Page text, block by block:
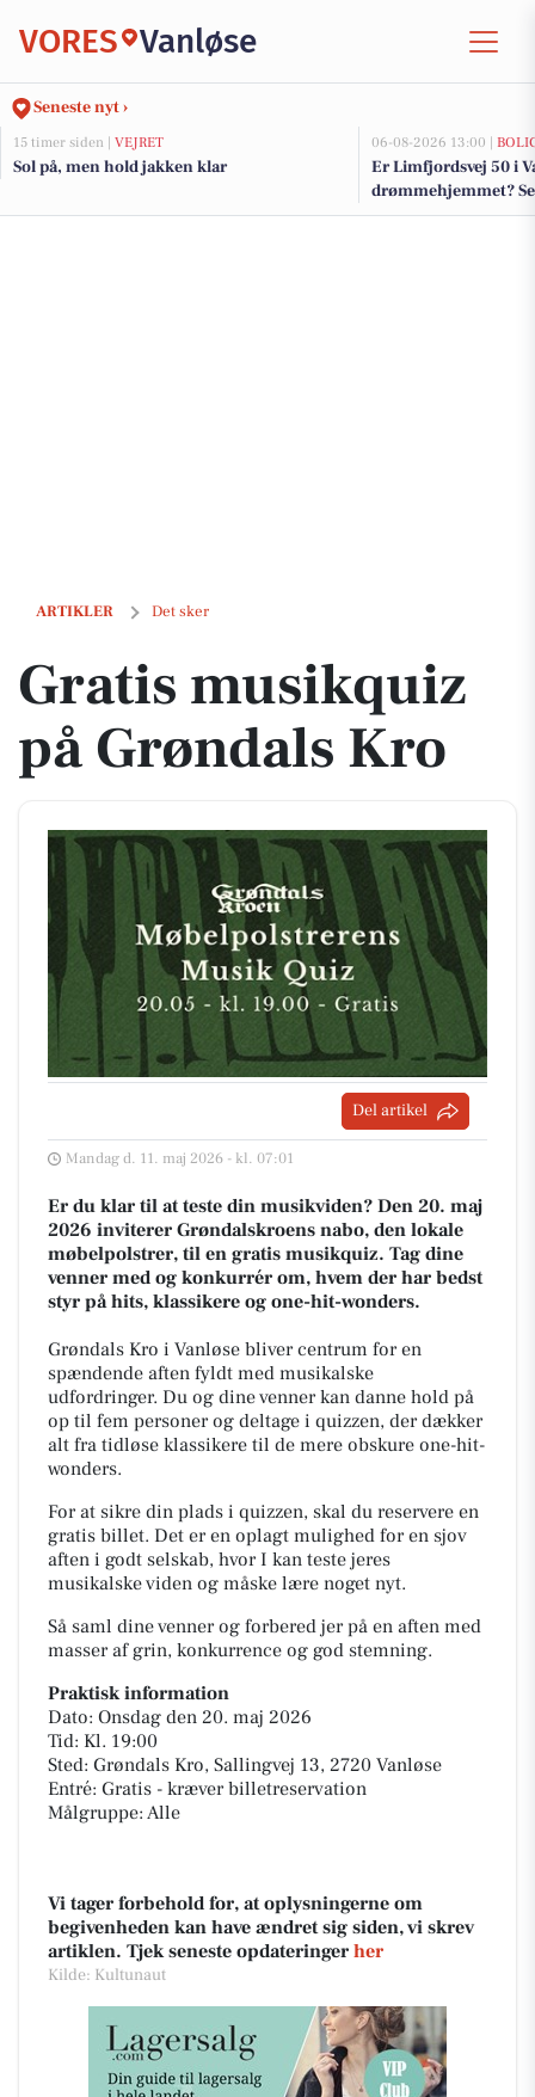
VORES Vanløse
Seneste nyt ›
15 timer siden | VEJRET
Sol på, men hold jakken klar
06-08-2026 13:00 |
Er Limfjordsvej 50 i
drømmehjemmet?
salg nu for op til
ARTIKLER Det sker
Gratis musikquiz på Grøndals Kro
Gratis musikquiz
på Grøndals Kro
Del artikel
Mandag d. 11. maj 2026 - kl. 07:01
Er du klar til at teste din musikviden? Den 20. maj
2026 inviterer Grøndalskroens nabo, den lokale
møbelpolstrer, til en gratis musikquiz. Tag dine
venner med og konkurrér om, hvem der har bedst
styr på hits, klassikere og one-hit-wonders.
Grøndals Kro i Vanløse bliver centrum for en
spændende aften fyldt med musikalske
udfordringer. Du og dine venner kan danne hold på
op til fem personer og deltage i quizzen, der dækker
alt fra tidløse klassikere til de mere obskure one-hit-
wonders.
For at sikre din plads i quizzen, skal du reservere en
gratis billet. Det er en oplagt mulighed for en sjov
aften i godt selskab, hvor I kan teste jeres
musikalske viden og måske lære noget nyt.
Så saml dine venner og forbered jer på en aften med
masser af grin, konkurrence og god stemning.
Praktisk information
Dato: Onsdag den 20. maj 2026
Tid: Kl. 19:00
Sted: Grøndals Kro, Sallingvej 13, 2720 Vanløse
Entré: Gratis - kræver billetreservation
Målgruppe: Alle
Vi tager forbehold for, at oplysningerne om
begivenheden kan have ændret sig siden, vi skrev
artiklen. Tjek seneste opdateringer her
Kilde: Kultunaut